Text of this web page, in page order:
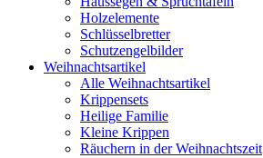
Holzelemente
Schlüsselbretter
Schutzengelbilder
Weihnachtsartikel
Alle Weihnachtsartikel
Krippensets
Heilige Familie
Kleine Krippen
Räuchern in der Weihnachtszeit